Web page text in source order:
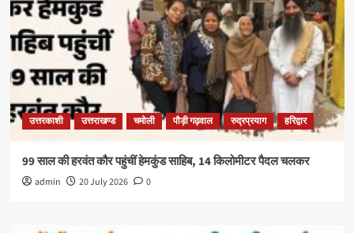
उत्तरकाशी उत्तराखण्ड चमोली पौड़ी गढ़वाल रुद्रप्रयाग हरिद्वार
99 साल की हरवंत कौर पहुंचीं हेमकुंड साहिब, 14 किलोमीटर पैदल चलकर
admin 20 July 2026 0